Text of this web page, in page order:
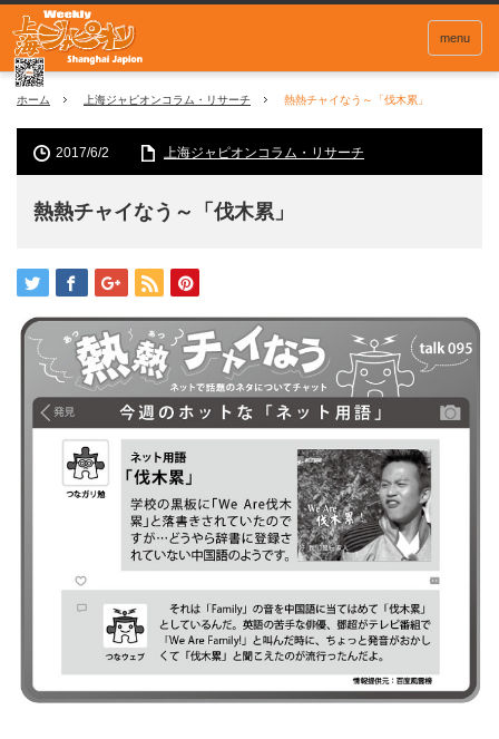
menu
ホーム 上海ジャピオンコラム・リサーチ 熱熱チャイなう～「伐木累」
2017/6/2 上海ジャピオンコラム・リサーチ
熱熱チャイなう～「伐木累」